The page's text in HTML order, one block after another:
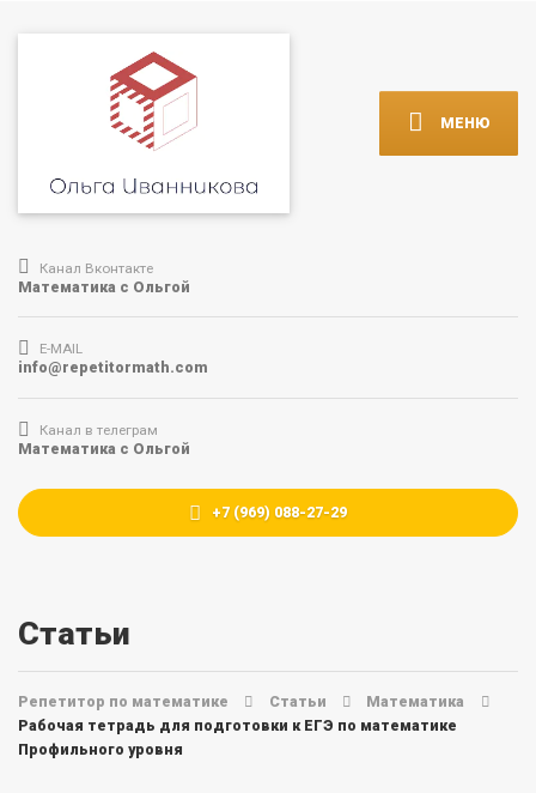
МЕНЮ
Канал Вконтакте
Математика с Ольгой
E-MAIL
info@repetitormath.com
Канал в телеграм
Математика с Ольгой
+7 (969) 088-27-29
Статьи
Репетитор по математике Статьи
Математика
Рабочая тетрадь для подготовки к ЕГЭ по математике
Профильного уровня